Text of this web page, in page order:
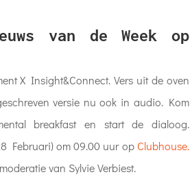
van de Week op
X Insight&Connect. Vers uit de oven
versie nu ook in audio. Kom
breakfast en start de dialoog.
Februari) om 09.00 uur opClubhouse.
van Sylvie Verbiest.